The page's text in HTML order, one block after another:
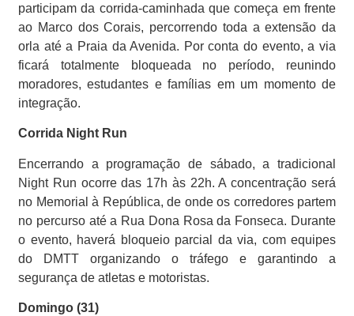
participam da corrida-caminhada que começa em frente
ao Marco dos Corais, percorrendo toda a extensão da
orla até a Praia da Avenida. Por conta do evento, a via
ficará totalmente bloqueada no período, reunindo
moradores, estudantes e famílias em um momento de
integração.
Corrida Night Run
Encerrando a programação de sábado, a tradicional
Night Run ocorre das 17h às 22h. A concentração será
no Memorial à República, de onde os corredores partem
no percurso até a Rua Dona Rosa da Fonseca. Durante
o evento, haverá bloqueio parcial da via, com equipes
do DMTT organizando o tráfego e garantindo a
segurança de atletas e motoristas.
Domingo (31)